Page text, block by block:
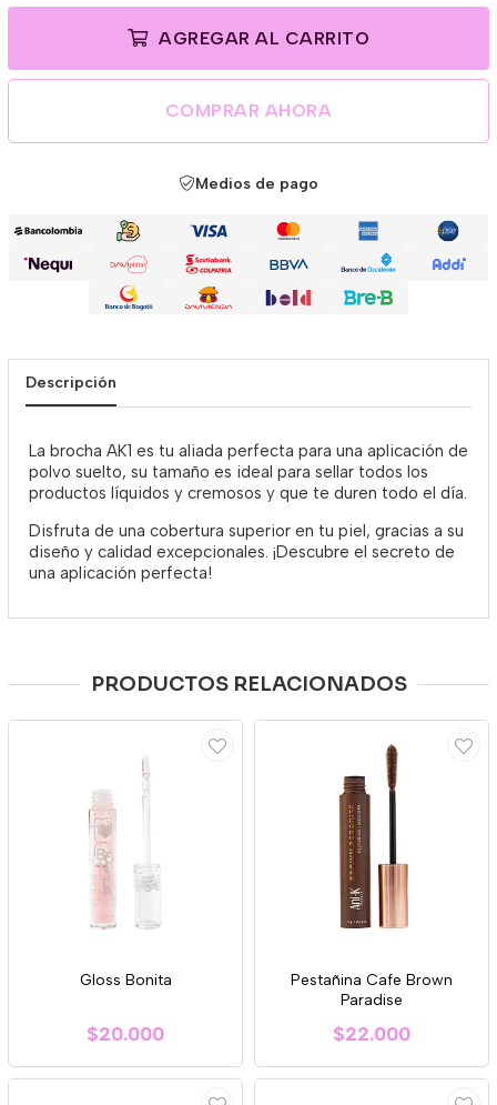
AGREGAR AL CARRITO
COMPRAR AHORA
Medios de pago
Descripción
La brocha AK1 es tu aliada perfecta para una aplicación de
polvo suelto, su tamaño es ideal para sellar todos los
productos líquidos y cremosos y que te duren todo el día.
Disfruta de una cobertura superior en tu piel, gracias a su
diseño y calidad excepcionales. ¡Descubre el secreto de
una aplicación perfecta!
PRODUCTOS RELACIONADOS
Gloss Bonita
$20.000
Pestañina Cafe Brown
Paradise
$22.000